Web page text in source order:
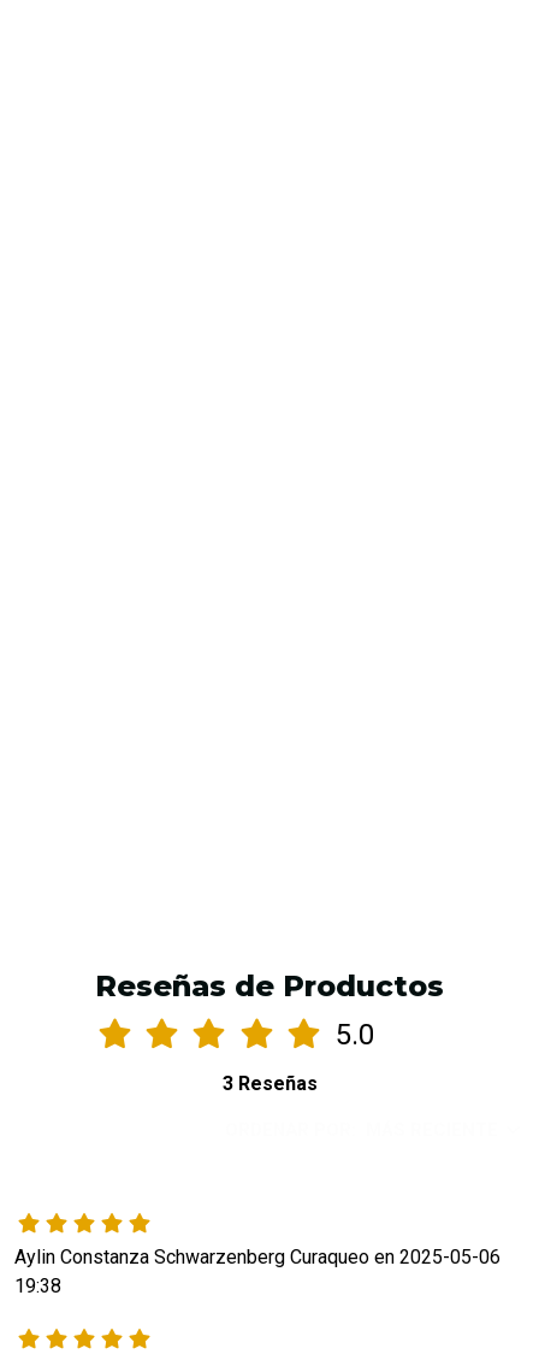
Reseñas de Productos
5.0
3 Reseñas
Aylin Constanza Schwarzenberg Curaqueo en 2025-05-06
19:38